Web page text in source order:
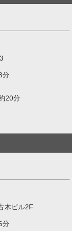
分
20分
木ビル2F
分